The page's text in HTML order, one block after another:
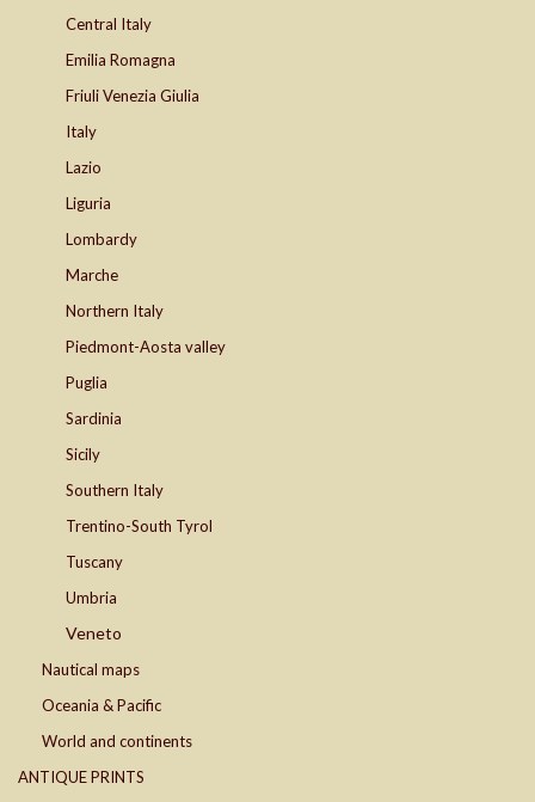
Central Italy
Emilia Romagna
Friuli Venezia Giulia
Italy
Lazio
Liguria
Lombardy
Marche
Northern Italy
Piedmont-Aosta valley
Puglia
Sardinia
Sicily
Southern Italy
Trentino-South Tyrol
Tuscany
Umbria
Veneto
Nautical maps
Oceania & Pacific
World and continents
ANTIQUE PRINTS